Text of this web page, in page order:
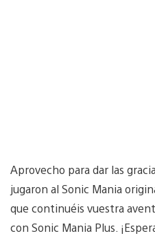
Aprovecho para dar las
jugaron al Sonic Mania
que continuéis vuestra
con Sonic Mania Plus.